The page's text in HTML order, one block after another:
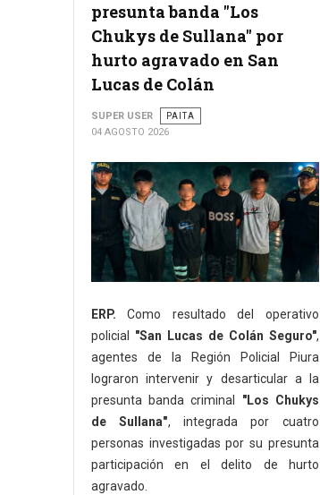
presunta banda "Los
Chukys de Sullana" por
hurto agravado en San
Lucas de Colán
SUPER USER
PAITA
04 AGOSTO 2026
ERP. Como resultado del operativo
policial "San Lucas de Colán Seguro",
agentes de la Región Policial Piura
lograron intervenir y desarticular a la
presunta banda criminal "Los Chukys
de Sullana", integrada por cuatro
personas investigadas por su presunta
participación en el delito de hurto
agravado.